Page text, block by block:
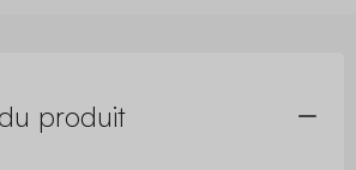
produit